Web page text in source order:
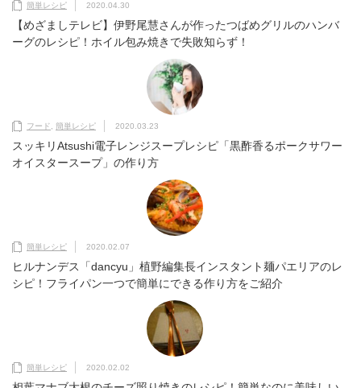
簡単レシピ 2020.04.30
【めざましテレビ】伊野尾慧さんが作ったつばめグリルのハンバ
ーグのレシピ！ホイル包み焼きで失敗知らず！
フード 簡単レシピ 2020.03.23
スッキリAtsushi電子レンジスープレシピ「黒酢香るポークサワー
オイスタースープ」の作り方
簡単レシピ 2020.02.07
ヒルナンデス「dancyu」植野編集長インスタント麺パエリアのレ
シピ！フライパン一つで簡単にできる作り方をご紹介
簡単レシピ 2020.02.02